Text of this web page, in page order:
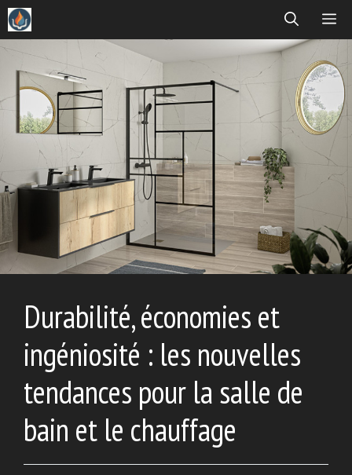
Aller
au
contenu
Durabilité, économies et
ingéniosité : les nouvelles
tendances pour la salle de
bain et le chauffage